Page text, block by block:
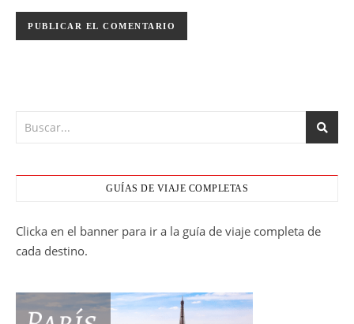
GUÍAS DE VIAJE COMPLETAS
Clicka en el banner para ir a la guía de viaje completa de
cada destino.